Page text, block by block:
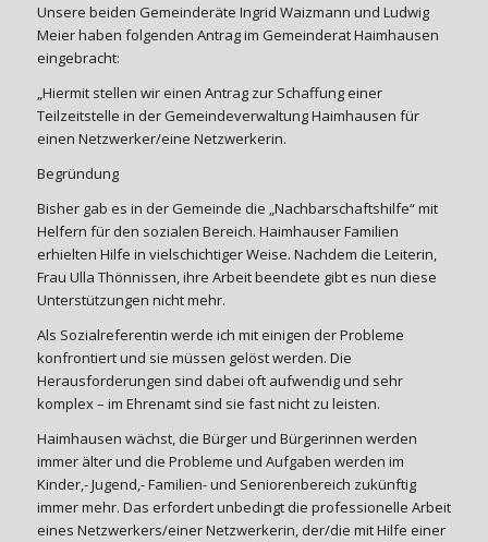
Unsere beiden Gemeinderäte Ingrid Waizmann und Ludwig
Meier haben folgenden Antrag im Gemeinderat Haimhausen
eingebracht:
„Hiermit stellen wir einen Antrag zur Schaffung einer
Teilzeitstelle in der Gemeindeverwaltung Haimhausen für
einen Netzwerker/eine Netzwerkerin.
Begründung
Bisher gab es in der Gemeinde die „Nachbarschaftshilfe“ mit
Helfern für den sozialen Bereich. Haimhauser Familien
erhielten Hilfe in vielschichtiger Weise. Nachdem die Leiterin,
Frau Ulla Thönnissen, ihre Arbeit beendete gibt es nun diese
Unterstützungen nicht mehr.
Als Sozialreferentin werde ich mit einigen der Probleme
konfrontiert und sie müssen gelöst werden. Die
Herausforderungen sind dabei oft aufwendig und sehr
komplex – im Ehrenamt sind sie fast nicht zu leisten.
Haimhausen wächst, die Bürger und Bürgerinnen werden
immer älter und die Probleme und Aufgaben werden im
Kinder,- Jugend,- Familien- und Seniorenbereich zukünftig
immer mehr. Das erfordert unbedingt die professionelle Arbeit
eines Netzwerkers/einer Netzwerkerin, der/die mit Hilfe einer